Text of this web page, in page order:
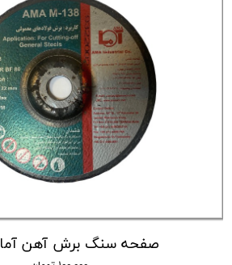
صفحه سنگ برش آهن آما 3*180